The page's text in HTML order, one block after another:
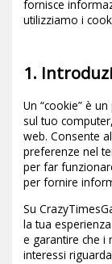
fornisce
utilizziamo i
1.
Un “cookie” è
sul tuo
web. Consente
preferenze nel
per far
per fornire
Su
la tua
e garantire che i
interessi